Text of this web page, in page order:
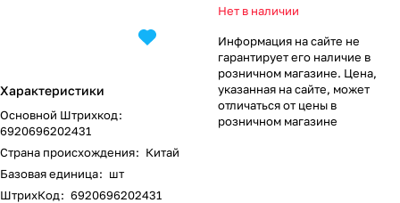
Характеристики
Основной Штрихкод:
6920696202431
Страна происхождения: Китай
Базовая единица: шт
ШтрихКод: 6920696202431
Нет в наличии
Информация на сайте не
гарантирует его наличие в
розничном магазине. Цена,
указанная на сайте, может
отличаться от цены в
розничном магазине